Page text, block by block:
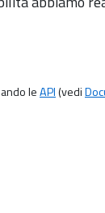
leAPI(vedi